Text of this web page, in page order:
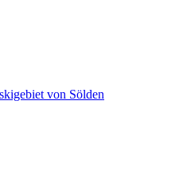
von Sölden